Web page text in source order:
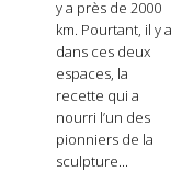
y a près de 2000
km. Pourtant, il y a
dans ces deux
espaces, la
recette qui a
nourri l’un des
pionniers de la
sculpture...